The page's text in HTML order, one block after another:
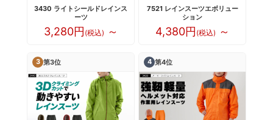
3430 ライトシールドレインス
ーツ
3,280円 (税込) ～
7521 レインスーツエボリュー
ション
4,380円 (税込) ～
3 第3位 4 第4位